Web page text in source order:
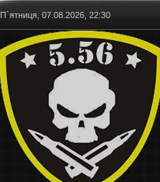
П`ятниця, 07.08.2026, 22:30